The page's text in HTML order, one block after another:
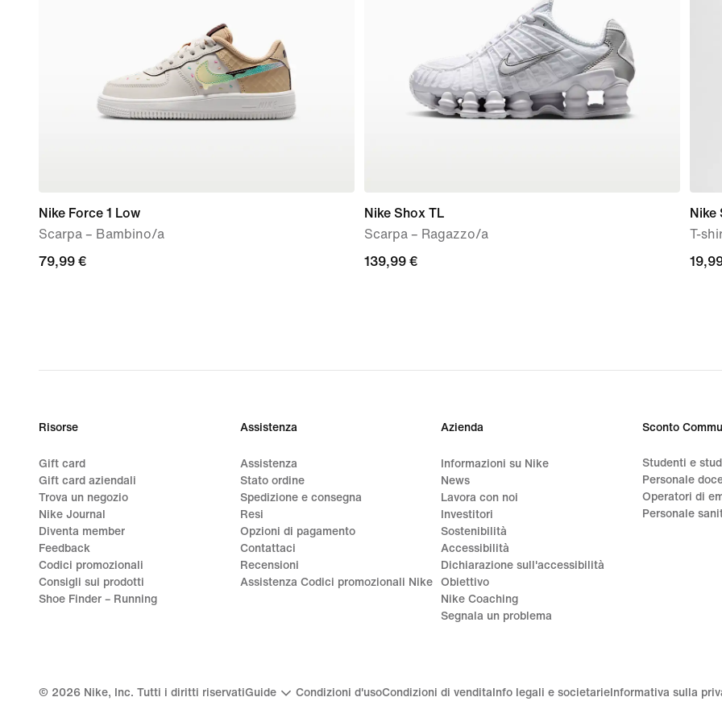
Nike Force 1 Low
Scarpa – Bambino/a
79,99
79,99 €
Nike Shox TL
Scarpa – Ragazzo/a
139,99
139,99 €
Nike
T-
Risorse
Gift card
Gift card aziendali
Trova un negozio
Nike Journal
Diventa member
Feedback
Codici promozionali
Consigli sui prodotti
Shoe Finder – Running
Assistenza
Assistenza
Stato ordine
Spedizione e consegna
Resi
Opzioni di pagamento
Contattaci
Recensioni
Assistenza Codici promozionali Nike
Azienda
Informazioni su Nike
News
Lavora con noi
Investitori
Sostenibilità
Accessibilità
Dichiarazione sull'accessibilità
Obiettivo
Nike Coaching
Segnala un problema
Sconto
Studenti e
Personale
Operatori di
Personale
© 2026 Nike, Inc. Tutti i diritti riservatiGuide Condizioni d'usoCondizioni di vendita Info legali e societarie Informativa sulla